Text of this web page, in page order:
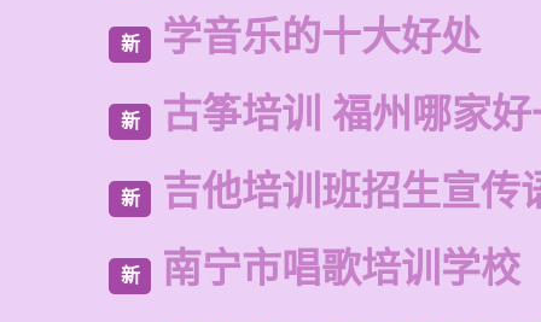
新 学音乐的十大好处
新 古筝培训 福州哪家
新 吉他培训班招生宣传
新 南宁市唱歌培训学校